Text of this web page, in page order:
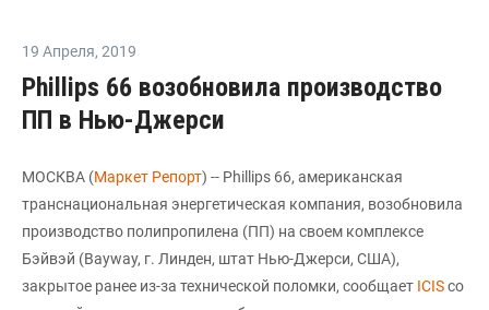
19 Апреля, 2019
Phillips 66 возобновила производство
ПП в Нью-Джерси
МОСКВА (Маркет Репорт) -- Phillips 66, американская
транснациональная энергетическая компания, возобновила
производство полипропилена (ПП) на своем комплексе
Бэйвэй (Bayway, г. Линден, штат Нью-Джерси, США),
закрытое ранее из-за технической поломки, сообщает ICISсо